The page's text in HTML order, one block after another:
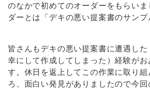
のなかで初めてのオーダーをもらいま
ダーとは「デキの悪い提案書のサンプ
皆さんもデキの悪い提案書に遭遇し
幸にして作成してしまった）経験がお
す。休日を返上してこの作業に取り組
ろ、面白い発見がありましたので今回